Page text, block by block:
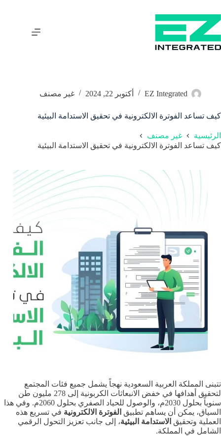
EZ Integrated أكتوبر 22, 2024 غير مصنف
كيف تساعد الفوترة الالكترونية في تحقيق الاستدامة البيئية
الرئيسية
غير مصنف
كيف تساعد الفوترة الالكترونية في تحقيق الاستدامة البيئية
تتبنى المملكة العربية السعودية نهجاً يشمل جميع فئات المجتمع
لتحقيق أهدافها في خفض الانبعاثات الكربونية إلى 278 مليون طن
سنوياً بحلول 2030م، والوصول للحياد الصفري بحلول 2060م. وفي هذا
السياق، يمكن أن يساهم تطبيق الفوترة الالكترونية في تسريع هذه
العملية وتحقيق الاستدامة البيئية، إلى جانب تعزيز التحول الرقمي
الشامل في المملكة.